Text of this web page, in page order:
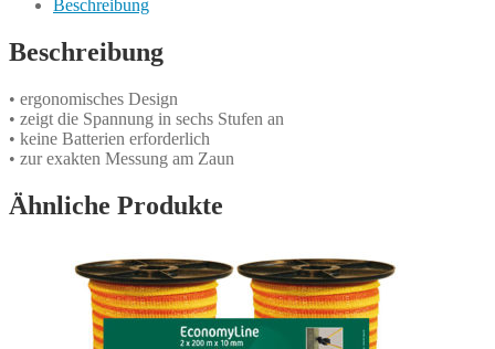
Beschreibung
Beschreibung
• ergonomisches Design
• zeigt die Spannung in sechs Stufen an
• keine Batterien erforderlich
• zur exakten Messung am Zaun
Ähnliche Produkte